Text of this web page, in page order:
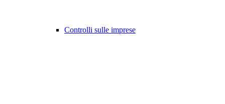
Controlli sulle imprese